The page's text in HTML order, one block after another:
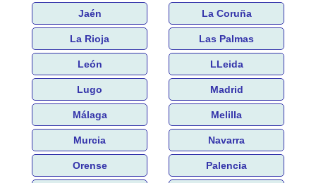
Jaén La Coruña
La Rioja Las Palmas
León LLeida
Lugo Madrid
Málaga Melilla
Murcia Navarra
Orense Palencia